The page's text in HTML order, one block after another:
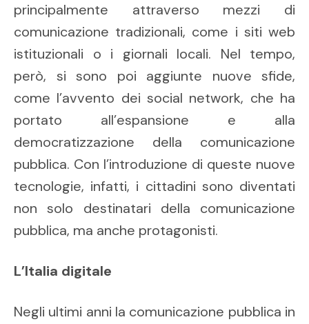
principalmente attraverso mezzi di
comunicazione tradizionali, come i siti web
istituzionali o i giornali locali. Nel tempo,
però, si sono poi aggiunte nuove sfide,
come l’avvento dei social network, che ha
portato all’espansione e alla
democratizzazione della comunicazione
pubblica. Con l’introduzione di queste nuove
tecnologie, infatti, i cittadini sono diventati
non solo destinatari della comunicazione
pubblica, ma anche protagonisti.
L’Italia digitale
Negli ultimi anni la comunicazione pubblica in